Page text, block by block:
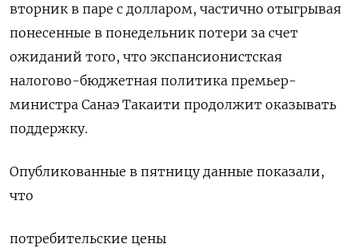
вторник в паре с долларом, частично отыгрывая
понесенные в понедельник потери за счет
ожиданий того, ‌что экспансионистская
налогово-бюджетная политика премьер-
министра Санаэ Такаити продолжит оказывать
поддержку.
Опубликованные в пятницу данные показали,
что
потребительские цены